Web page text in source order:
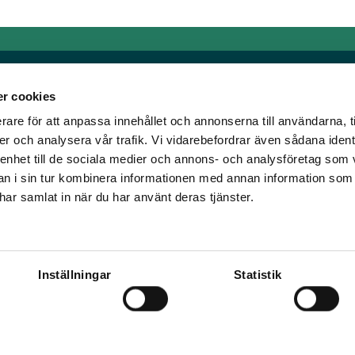
cookies
för att anpassa innehållet och annonserna till användarna,
och analysera vår trafik. Vi vidarebefordrar även sådana
till de sociala medier och annons- och analysföretag som
i sin tur kombinera informationen med annan information
samlat in när du har använt deras tjänster.
Inställningar Statistik
älskar trav!
vi skapat en
Länkar
Allmänna auktionsvillkor
Mobilvy
Travronden, Mile Media, Spelvärde, Jokersystemet,